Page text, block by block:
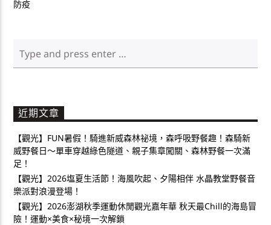
防疫
近期文章
【觀光】FUN暑假！騎進新威森林祕境，森呼吸野餐趣！森騎新
威野餐日～單車穿越綠色隧道、親子集章闖關、森林野餐一次滿
足！
【觀光】2026塩夏生活節！海風吹起、夕陽相伴 水晶教堂野餐音
樂派對浪漫登場！
【觀光】2026澎湖秋季運動休閒觀光嘉年華 秋天最Chill的海島冒
險！運動×美食×秘境一次解鎖